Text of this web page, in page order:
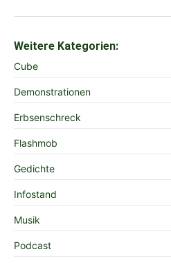
Weitere Kategorien:
Cube
Demonstrationen
Erbsenschreck
Flashmob
Gedichte
Infostand
Musik
Podcast